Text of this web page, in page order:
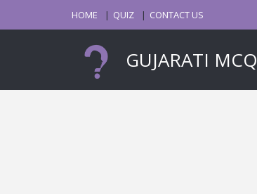
HOME QUIZ CONTACT US
GUJARATI MCQ